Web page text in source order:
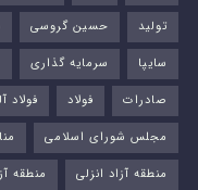
تولید
حسین گروسی
سایپا
سرمایه گذاری
صادرات
فولاد فولاد
مجلس شورای اسلامی
منطقه آزاد انزلی
منطقه